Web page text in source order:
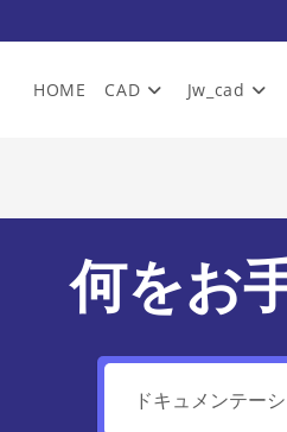
HOME CAD Jw_cad
何をお